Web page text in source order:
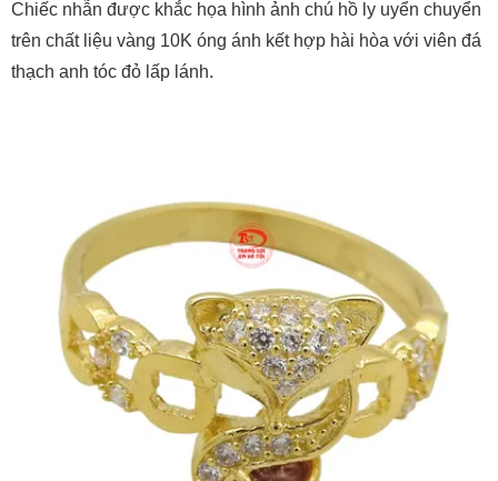
Chiếc nhẫn được khắc họa hình ảnh chú hồ ly uyển chuyển
trên chất liệu vàng 10K óng ánh kết hợp hài hòa với viên đá
thạch anh tóc đỏ lấp lánh.